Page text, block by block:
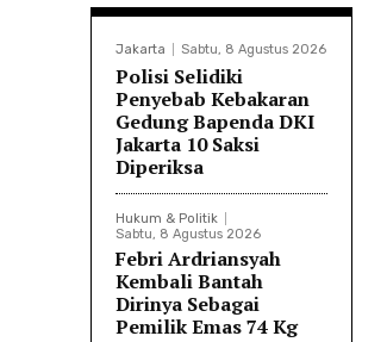
Jakarta Sabtu, 8 Agustus 2026
Polisi Selidiki
Penyebab Kebakaran
Gedung Bapenda DKI
Jakarta 10 Saksi
Diperiksa
Hukum & Politik
Sabtu, 8 Agustus 2026
Febri Ardriansyah
Kembali Bantah
Dirinya Sebagai
Pemilik Emas 74 Kg